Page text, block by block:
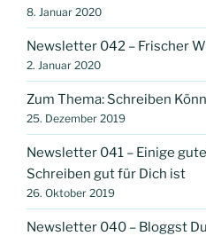
8. Januar 2020
Newsletter 042 – Frischer
2. Januar 2020
Zum Thema: Schreiben
25. Dezember 2019
Newsletter 041 – Einige
Schreiben gut für Dich ist
26. Oktober 2019
Newsletter 040 – Bloggst